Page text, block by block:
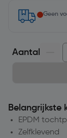
Geen
Aantal
Belangrijkste
EPDM
Zelfklevend